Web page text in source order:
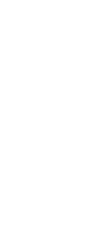
À
UNE
local facilite
de la
voisines du 92.
vérifier l'état réel
formalités